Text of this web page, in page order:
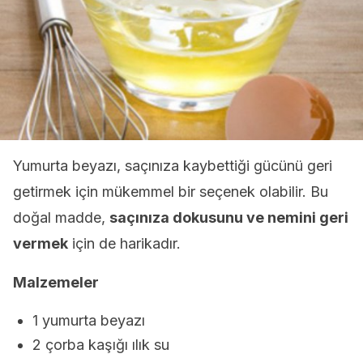
Yumurta beyazı, saçınıza kaybettiği gücünü geri
getirmek için mükemmel bir seçenek olabilir. Bu
doğal madde, saçınıza dokusunu ve nemini geri
vermek için de harikadır.
Malzemeler
1 yumurta beyazı
2 çorba kaşığı ılık su